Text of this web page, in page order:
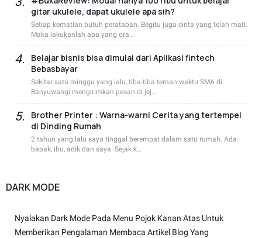
gitar ukulele, dapat ukulele apa sih?
Setiap kematian butuh peratapan. Begitu juga cinta yang telah mati.
Maka lakukanlah apa yang ora…
Belajar bisnis bisa dimulai dari Aplikasi fintech
Bebasbayar
Sekitar satu minggu yang lalu, tiba-tiba teman waktu SMA di
Banyuwangi mengirimkan pesan di jej…
Brother Printer : Warna-warni Cerita yang tertempel
di Dinding Rumah
2 tahun yang lalu saya tinggal berempat dalam satu rumah. Ada
bapak, ibu, adik dan saya. Sejak k…
DARK MODE
Nyalakan Dark Mode Pada Menu Pojok Kanan Atas Untuk
Memberikan Pengalaman Membaca Artikel Blog Yang